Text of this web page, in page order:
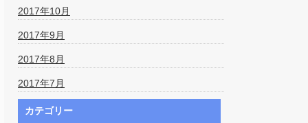
2017年10月
2017年9月
2017年8月
2017年7月
カテゴリー